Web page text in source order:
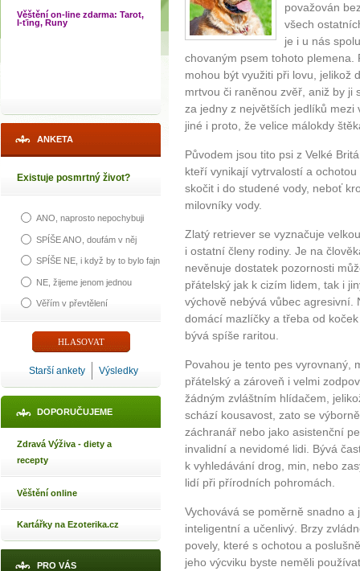
Věštění on-line zdarma: Tarot,
I-ťing, Runy
ANKETA
Existuje posmrtný život?
ANO, naprosto nepochybuji
SPÍŠE ANO, doufám v něj
SPÍŠE NE, i když by to bylo fajn
NE, žijeme jenom jednou
Věřím v převtělení
Starší ankety Výsledky
DOPORUČUJEME
Zdravá Výživa - diety a
recepty
Věštění online
Kartářky na Ezoterika.cz
PRO VÁS
považován
všech
je i u nás
chovaným psem tohoto plemena.
mohou být využiti při lovu, jelikož
mrtvou či raněnou zvěř, aniž by ji
za jedny z největších jedlíků mezi
jiné i proto, že velice málokdy
Původem jsou tito psi z Velké
kteří vynikají vytrvalostí a
skočit i do studené vody, neboť
milovníky vody.
Zlatý retriever se vyznačuje
i ostatní členy rodiny. Je na
nevěnuje dostatek pozornosti
přátelský jak k cizím lidem, tak i
výchově nebývá vůbec agresivní.
domácí mazlíčky a třeba od
bývá spíše raritou.
Povahou je tento pes vyrovnaný,
přátelský a zároveň i velmi
žádným zvláštním hlídačem,
schází kousavost, zato se
záchranář nebo jako asistenční
invalidní a nevidomé lidi. Bývá
k vyhledávání drog, min, nebo
lidí při přírodních pohromách.
Vychovává se poměrně snadno a
inteligentní a učenlivý. Brzy
povely, které s ochotou a
jeho výcviku byste neměli